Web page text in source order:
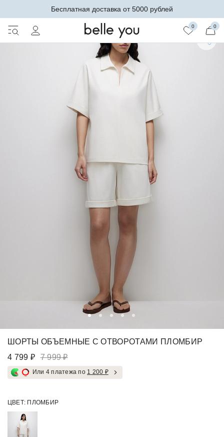
Бесплатная доставка от 5000 рублей
0 0
ШОРТЫ ОБЪЕМНЫЕ С ОТВОРОТАМИ ПЛОМБИР
4 799 ₽
7 999 ₽
Или 4 платежа по 1 200 ₽
ЦВЕТ: ПЛОМБИР